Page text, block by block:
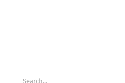
Search